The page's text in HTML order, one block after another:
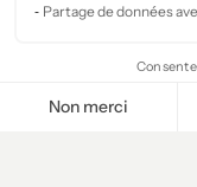
Partage de données
Non merci